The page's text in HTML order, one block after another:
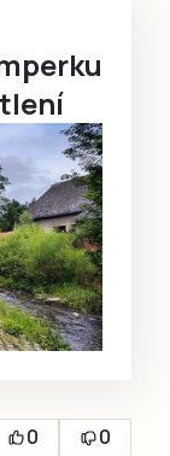
0
0